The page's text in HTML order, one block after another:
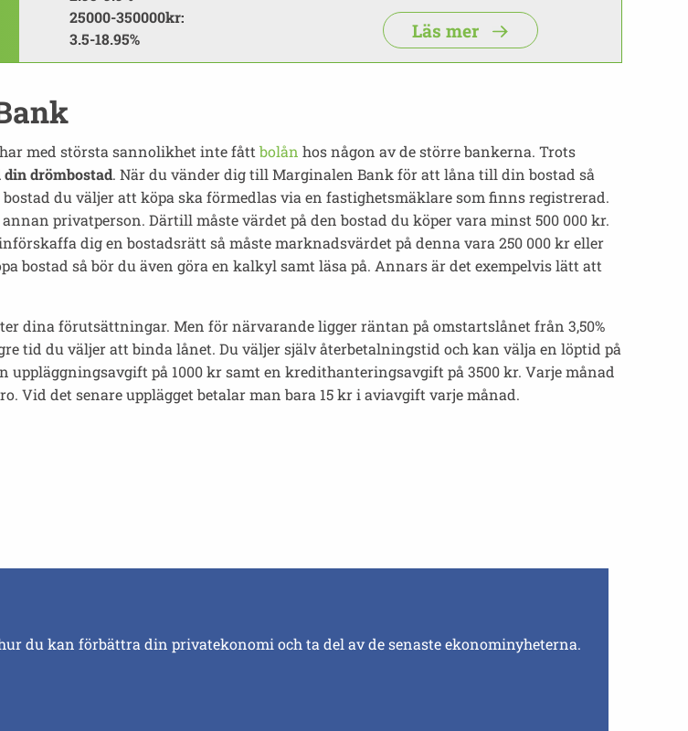
25000-350000kr:
3.5-18.95%
Läs mer
med största sannolikhet inte fått bolån hos någon av de större bankerna. Trots
drömbostad. När du vänder dig till Marginalen Bank för att låna till din bostad så
du väljer att köpa ska förmedlas via en fastighetsmäklare som finns registrerad.
privatperson. Därtill måste värdet på den bostad du köper vara minst 500 000 kr.
dig en bostadsrätt så måste marknadsvärdet på denna vara 250 000 kr eller
bostad så bör du även göra en kalkyl samt läsa på. Annars är det exempelvis lätt att
dina förutsättningar. Men för närvarande ligger räntan på omstartslånet från 3,50%
tid du väljer att binda lånet. Du väljer själv återbetalningstid och kan välja en löptid på
på 1000 kr samt en kredithanteringsavgift på 3500 kr. Varje månad
Vid det senare upplägget betalar man bara 15 kr i aviavgift varje månad.
du kan förbättra din privatekonomi och ta del av de senaste ekonominyheterna.